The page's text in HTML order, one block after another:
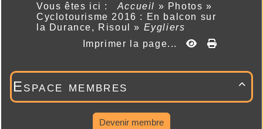
Vous êtes ici : Accueil » Photos »
Cyclotourisme 2016 : En balcon sur
la Durance, Risoul
» Eygliers
Imprimer la page...

Espace membres
Devenir membre